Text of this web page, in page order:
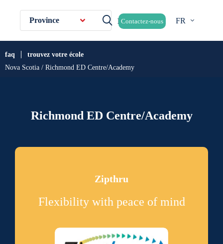
Province Contactez-nous FR
Nova Scotia / Richmond ED Centre/Academy
faq trouvez votre école
Richmond ED Centre/Academy
Zipthru
Flexibility with peace of mind